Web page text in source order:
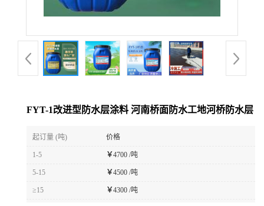
FYT-1改进型防水层涂料 河南桥面防水工地河桥防水层
起订量 (吨) 价格
1-5 ￥4700 /吨
5-15 ￥4500 /吨
≥15 ￥4300 /吨